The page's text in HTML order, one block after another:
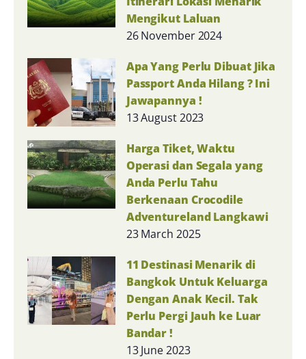
Mengikut Laluan
26 November 2024
Apa Yang Perlu Dibuat Jika
Passport Anda Hilang ? Ini
Jawapannya !
13 August 2023
Harga Tiket, Waktu
Operasi dan Segala yang
Anda Perlu Tahu
Berkenaan Crocodile
Adventureland Langkawi
23 March 2025
11 Destinasi Menarik di
Bangkok Untuk Keluarga
Dengan Anak Kecil. Tak
Perlu Pergi Jauh ke Luar
Bandar !
13 June 2023